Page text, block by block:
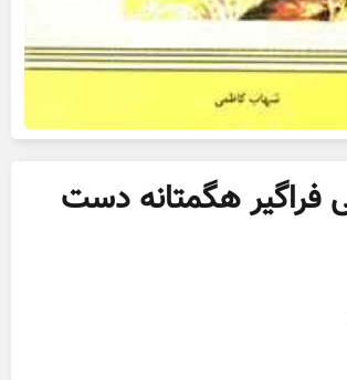
فراگیر هگمتانه دست